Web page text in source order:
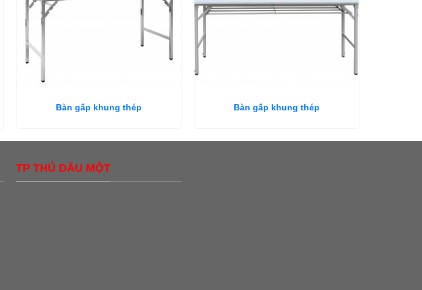
Bàn gấp khung thép Bàn gấp khung thép
TP THỦ DẦU MỘT